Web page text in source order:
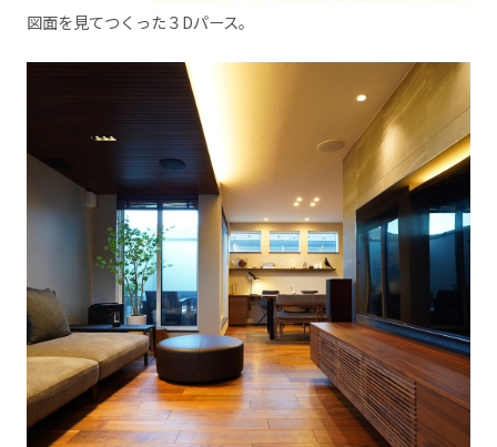
図面を見てつくった３Dパース。